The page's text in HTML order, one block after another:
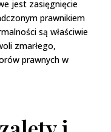
jest zasięgnięcie
prawnikiem
są właściwie
zmarłego,
prawnych w